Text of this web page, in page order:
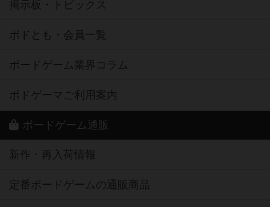
掲示板・トピックス
ボドとも・会員一覧
ボードゲーム業界コラム
ボドゲーマご利用案内
ボードゲーム通販
新作・再入荷情報
定番ボードゲームの通販商品